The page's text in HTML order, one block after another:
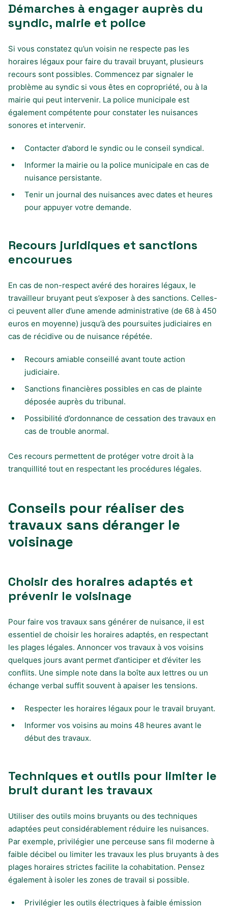
Démarches à engager auprès du
syndic, mairie et police
Si vous constatez qu’un voisin ne respecte pas les
horaires légaux pour faire du travail bruyant, plusieurs
recours sont possibles. Commencez par signaler le
problème au syndic si vous êtes en copropriété, ou à la
mairie qui peut intervenir. La police municipale est
également compétente pour constater les nuisances
sonores et intervenir.
Contacter d’abord le syndic ou le conseil syndical.
Informer la mairie ou la police municipale en cas de
nuisance persistante.
Tenir un journal des nuisances avec dates et heures
pour appuyer votre demande.
Recours juridiques et sanctions
encourues
En cas de non-respect avéré des horaires légaux, le
travailleur bruyant peut s’exposer à des sanctions. Celles-
ci peuvent aller d’une amende administrative (de 68 à 450
euros en moyenne) jusqu’à des poursuites judiciaires en
cas de récidive ou de nuisance répétée.
Recours amiable conseillé avant toute action
judiciaire.
Sanctions financières possibles en cas de plainte
déposée auprès du tribunal.
Possibilité d’ordonnance de cessation des travaux en
cas de trouble anormal.
Ces recours permettent de protéger votre droit à la
tranquillité tout en respectant les procédures légales.
Conseils pour réaliser des
travaux sans déranger le
voisinage
Choisir des horaires adaptés et
prévenir le voisinage
Pour faire vos travaux sans générer de nuisance, il est
essentiel de choisir les horaires adaptés, en respectant
les plages légales. Annoncer vos travaux à vos voisins
quelques jours avant permet d’anticiper et d’éviter les
conflits. Une simple note dans la boîte aux lettres ou un
échange verbal suffit souvent à apaiser les tensions.
Respecter les horaires légaux pour le travail bruyant.
Informer vos voisins au moins 48 heures avant le
début des travaux.
Techniques et outils pour limiter le
bruit durant les travaux
Utiliser des outils moins bruyants ou des techniques
adaptées peut considérablement réduire les nuisances.
Par exemple, privilégier une perceuse sans fil moderne à
faible décibel ou limiter les travaux les plus bruyants à des
plages horaires strictes facilite la cohabitation. Pensez
également à isoler les zones de travail si possible.
Privilégier les outils électriques à faible émission